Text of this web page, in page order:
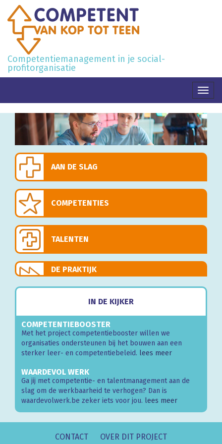
Competentiemanagement in je social-
profitorganisatie
AAN DE SLAG
COMPETENTIES
TALENTEN
DE PRAKTIJK
IN DE KIJKER
COMPETENTIEBOOSTER
Met het project competentiebooster willen we
organisaties ondersteunen bij het bouwen aan een
sterker leer- en competentiebeleid. lees meer
WAARDEVOL WERK
Ga jij met competentie- en talentmanagement aan de
slag om de werkbaarheid te verhogen? Dan is
waardevolwerk.be zeker iets voor jou. lees meer
CONTACT OVER DIT PROJECT